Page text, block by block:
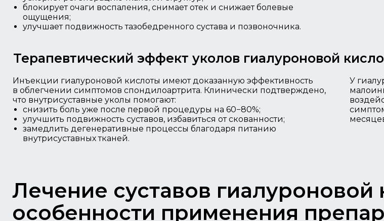
блокирует очаги воспаления, снимает отек и снижает болевые
ощущения;
улучшает подвижность тазобедренного сустава и позвоночника.
Терапевтический эффект уколов гиалуроновой
У
Инъекции гиалуроновой кислоты имеют доказанную эффективность
в облегчении симптомов спондилоартрита. Клинически подтверждено,
что внутрисуставные уколы помогают:
снизить боль уже после первой процедуры на 60−80%;
улучшить подвижность суставов, избавиться от скованности;
замедлить дегенеративные процессы благодаря питанию
внутрисуставных тканей.
Лечение суставов гиалуроновой
особенности применения